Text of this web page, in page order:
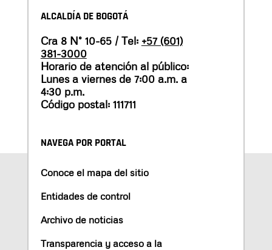
ALCALDÍA DE BOGOTÁ
Cra 8 N° 10-65 / Tel: +57 (601)
381-3000
Horario de atención al público:
Lunes a viernes de 7:00 a.m. a
4:30 p.m.
Código postal: 111711
NAVEGA POR PORTAL
Conoce el mapa del sitio
Entidades de control
Archivo de noticias
Transparencia y acceso a la